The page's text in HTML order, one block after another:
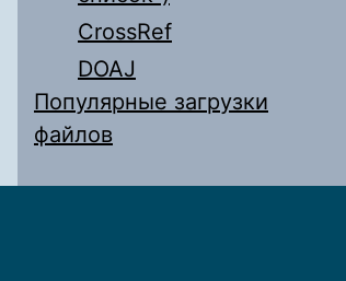
CrossRef
DOAJ
Популярные загрузки
файлов